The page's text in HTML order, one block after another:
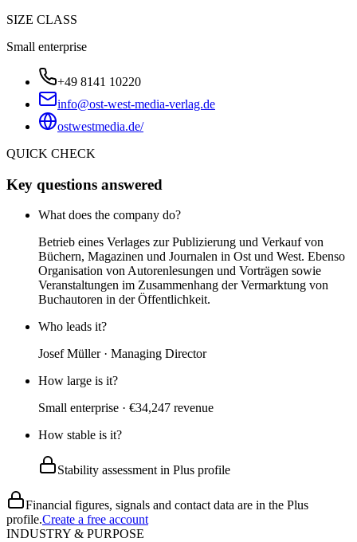
SIZE CLASS
Small enterprise
+49 8141 10220
info@ost-west-media-verlag.de
ostwestmedia.de/
QUICK CHECK
Key questions answered
What does the company do?
Betrieb eines Verlages zur Publizierung und Verkauf von
Büchern, Magazinen und Journalen in Ost und West. Ebenso
Organisation von Autorenlesungen und Vorträgen sowie
Veranstaltungen im Zusammenhang der Vermarktung von
Buchautoren in der Öffentlichkeit.
Who leads it?
Josef Müller · Managing Director
How large is it?
Small enterprise · €34,247 revenue
How stable is it?
Stability assessment in Plus profile
Financial figures, signals and contact data are in the Plus
profile.Create a free account
INDUSTRY & PURPOSE